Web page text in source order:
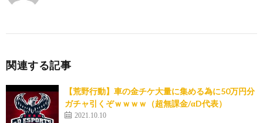
関連する記事
【荒野行動】車の金チケ大量に集める為に50万円分
ガチャ引くぞｗｗｗｗ（超無課金/αD代表）
2021.10.10